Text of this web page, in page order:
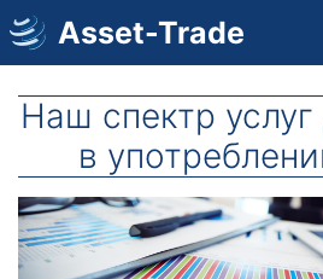
Перейти
содержимому
Asset-Trade
Наш спектр
в
Медиа
изображение
Тело